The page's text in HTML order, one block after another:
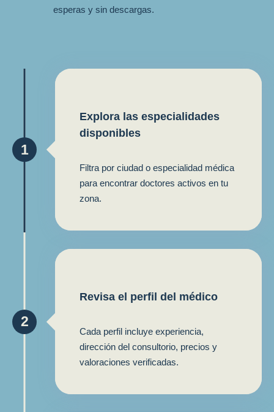
esperas y sin descargas.
Explora las especialidades
disponibles
Filtra por ciudad o especialidad médica
para encontrar doctores activos en tu
zona.
1
Revisa el perfil del médico
Cada perfil incluye experiencia,
dirección del consultorio, precios y
valoraciones verificadas.
2